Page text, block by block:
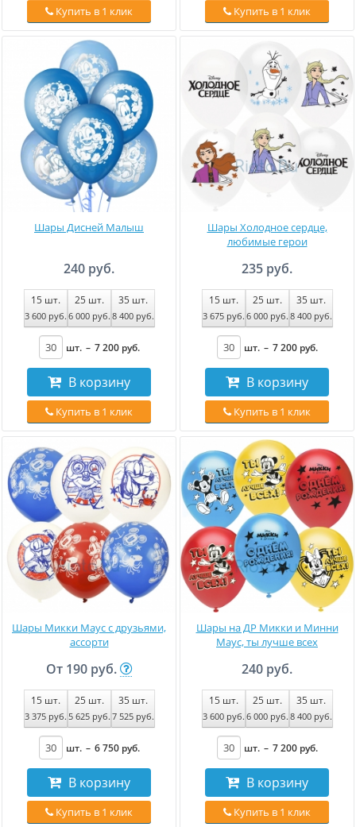
Купить в 1 клик Купить в 1 клик
Шары Дисней Малыш
240 руб.
15шт.
3 600 руб.
25шт.
6 000 руб.
35шт.
8 400 руб.
шт. – 7 200 руб.
В корзину
Купить в 1 клик
Шары Холодное сердце,
любимые герои
235 руб.
15шт.
3 675 руб.
25шт.
6 000 руб.
35шт.
8 400 руб.
шт. – 7 200 руб.
В корзину
Купить в 1 клик
Шары Микки Маус с друзьями,
ассорти
От 190 руб.
15шт.
3 375 руб.
25шт.
5 625 руб.
35шт.
7 525 руб.
шт. – 6 750 руб.
В корзину
Купить в 1 клик
Шары на ДР Микки и Минни
Маус, ты лучше всех
240 руб.
15шт.
3 600 руб.
25шт.
6 000 руб.
35шт.
8 400 руб.
шт. – 7 200 руб.
В корзину
Купить в 1 клик